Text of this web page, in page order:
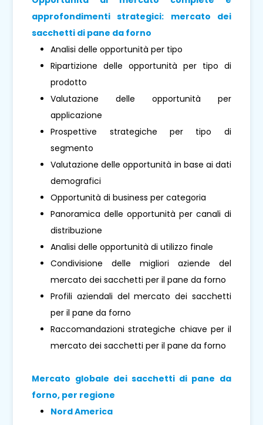
approfondimenti strategici: mercato dei
sacchetti di pane da forno
Analisi delle opportunità per tipo
Ripartizione delle opportunità per tipo di
prodotto
Valutazione delle opportunità per
applicazione
Prospettive strategiche per tipo di
segmento
Valutazione delle opportunità in base ai dati
demografici
Opportunità di business per categoria
Panoramica delle opportunità per canali di
distribuzione
Analisi delle opportunità di utilizzo finale
Condivisione delle migliori aziende del
mercato dei sacchetti per il pane da forno
Profili aziendali del mercato dei sacchetti
per il pane da forno
Raccomandazioni strategiche chiave per il
mercato dei sacchetti per il pane da forno
Mercato globale dei sacchetti di pane da
forno, per regione
Nord America